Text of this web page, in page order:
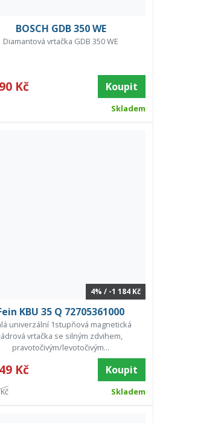
BOSCH GDB 350 WE
Diamantová vrtačka GDB 350 WE
Kč Koupit
Skladem
4% / -1 184 Kč
KBU 35 Q 72705361000
univerzální 1stupňová magnetická
jádrová vrtačka se silným zdvihem,
pravotočivým/levotočivým...
Kč Koupit
Skladem